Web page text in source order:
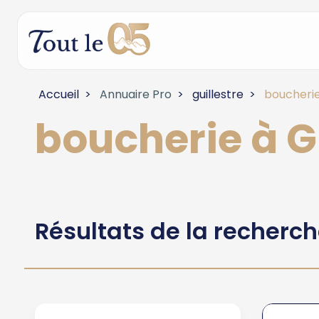
Accueil Annuaire Pro guillestre
boucherie à
Résultats de la